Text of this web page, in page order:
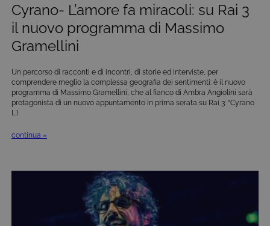
Cyrano- L’amore fa miracoli: su Rai 3
il nuovo programma di Massimo
Gramellini
Un percorso di racconti e di incontri, di storie ed interviste, per
comprendere meglio la complessa geografia dei sentimenti: è il nuovo
programma di Massimo Gramellini, che al fianco di Ambra Angiolini sarà
protagonista di un nuovo appuntamento in prima serata su Rai 3: “Cyrano
[…]
continua »